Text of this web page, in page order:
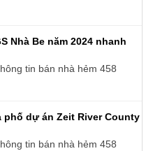
Nhà Be năm 2024 nhanh
tin bán nhà hẻm 458
dự án Zeit River County
tin bán nhà hẻm 458